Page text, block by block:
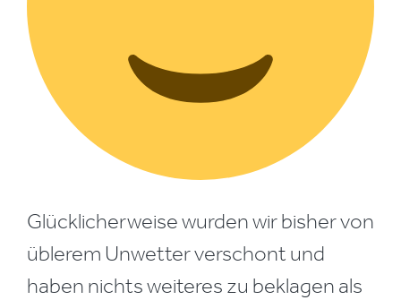
Glücklicherweise wurden wir bisher von
üblerem Unwetter verschont und
haben nichts weiteres zu beklagen als